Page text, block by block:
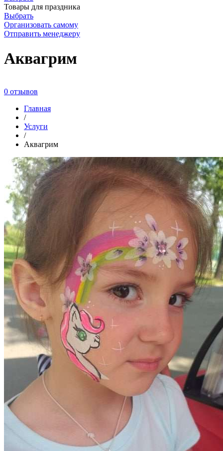
Товары для праздника
Выбрать
Организовать самому
Отправить менеджеру
Аквагрим
0 отзывов
Главная
/
Услуги
/
Аквагрим